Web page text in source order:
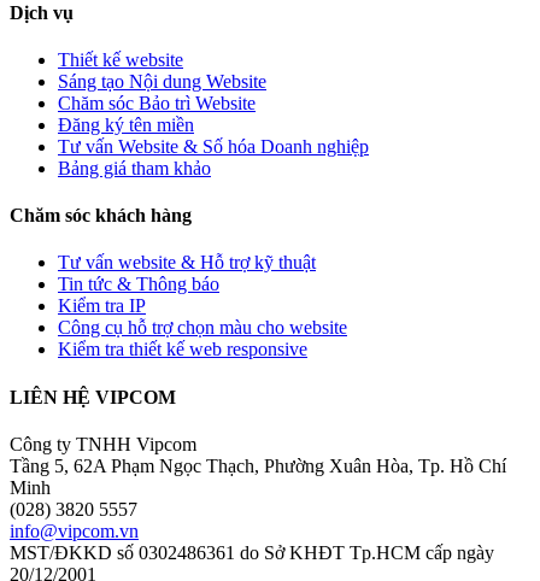
Dịch vụ
Thiết kế website
Sáng tạo Nội dung Website
Chăm sóc Bảo trì Website
Đăng ký tên miền
Tư vấn Website & Số hóa Doanh nghiệp
Bảng giá tham khảo
Chăm sóc khách hàng
Tư vấn website & Hỗ trợ kỹ thuật
Tin tức & Thông báo
Kiểm tra IP
Công cụ hỗ trợ chọn màu cho website
Kiểm tra thiết kế web responsive
LIÊN HỆ VIPCOM
Công ty TNHH Vipcom
Tầng 5, 62A Phạm Ngọc Thạch, Phường Xuân Hòa, Tp. Hồ Chí
Minh
(028) 3820 5557
info@vipcom.vn
MST/ĐKKD số 0302486361 do Sở KHĐT Tp.HCM cấp ngày
20/12/2001